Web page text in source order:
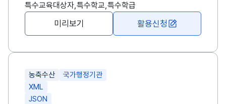
제공하여 졸업 후 취업을 통한 사회진출을 지원하는
사업입니다. 해당 사업에 대한 상세 정보는
한국장애인고용공단 대표홈페이지(www.kead.or.kr)
고용알선-장애학생 취업지원 사업)
특수교육대상자,특수학교,특수학급
미리보기 활용신청
농축수산
국가행정기관
XML
JSON